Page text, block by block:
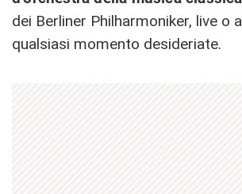
dei Berliner Philharmoniker, live o
qualsiasi momento desideriate.